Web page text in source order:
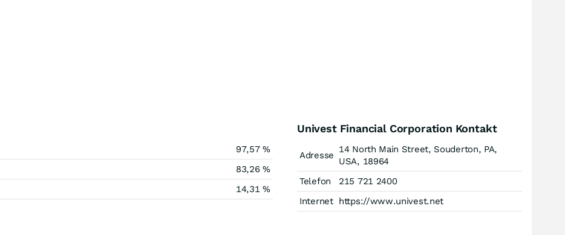
97,57 %
83,26 %
14,31 %
Univest Financial Corporation Kontakt
Adresse
14 North Main Street, Souderton, PA,
USA, 18964
Telefon
215 721 2400
Internet https://www.univest.net